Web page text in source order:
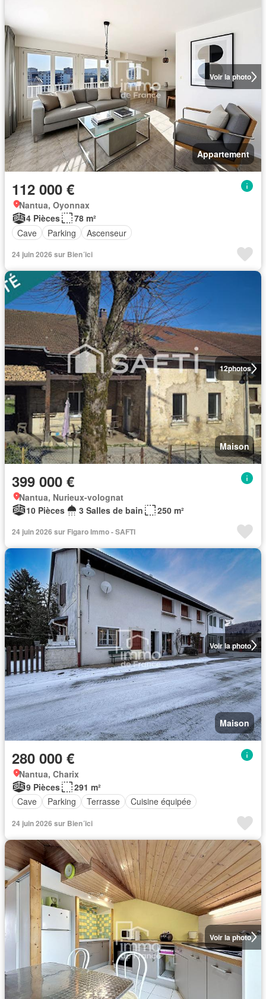
Voir la photo
Appartement
112 000 €
Nantua, Oyonnax
4 Pièces
78 m²
Cave
Parking Ascenseur
24 juin 2026 sur Bien´ici
12photos
Maison
399 000 €
Nantua, Nurieux-volognat
10 Pièces
3 Salles de bain 250 m²
24 juin 2026 sur Figaro Immo - SAFTI
Voir la photo
Maison
280 000 €
Nantua, Charix
9 Pièces
291 m²
Cave
Parking Terrasse Cuisine équipée
24 juin 2026 sur Bien´ici
Voir la photo